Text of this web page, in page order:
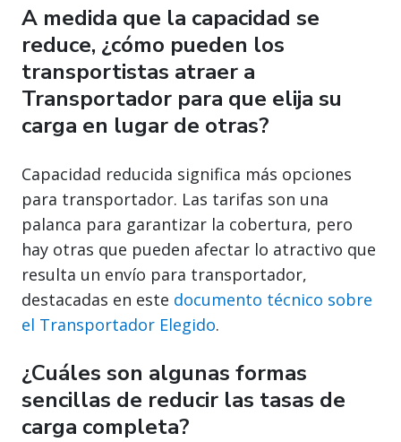
A medida que la capacidad se
reduce, ¿cómo pueden los
transportistas atraer a
Transportador para que elija su
carga en lugar de otras?
Capacidad reducida significa más opciones
para transportador. Las tarifas son una
palanca para garantizar la cobertura, pero
hay otras que pueden afectar lo atractivo que
resulta un envío para transportador,
destacadas en este documento técnico sobre
el Transportador Elegido.
¿Cuáles son algunas formas
sencillas de reducir las tasas de
carga completa?